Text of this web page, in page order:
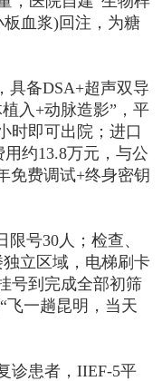
板血浆)回注，为糖
具备DSA+超声双导
入+动脉造影”，平
时即可出院；进口
约13.8万元，与公
免费调试+终身密钥
号30人；检查、
立区域，电梯刷卡
号到完成全部初筛
飞一趟昆明，当天
诊患者，IIEF-5平